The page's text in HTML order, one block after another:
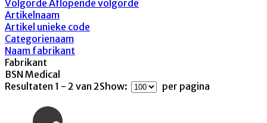
Volgorde Aflopende volgorde
Artikelnaam
Artikel unieke code
Categorienaam
Naam fabrikant
Fabrikant
BSN Medical
Resultaten 1 - 2 van 2Show: per pagina